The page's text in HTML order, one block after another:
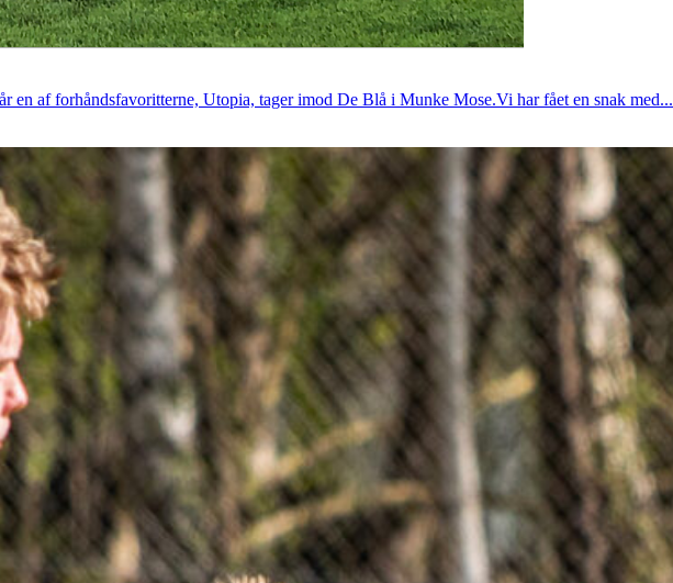
af forhåndsfavoritterne, Utopia, tager imod De Blå i Munke Mose.Vi har fået en snak med...